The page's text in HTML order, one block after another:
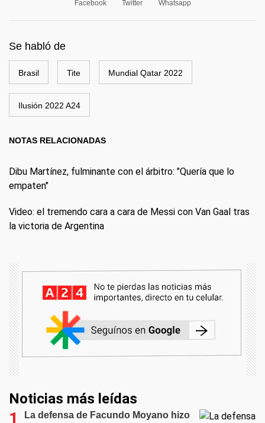
Facebook Twitter Whatsapp
Se habló de
Brasil Tite Mundial Qatar 2022
Ilusión 2022 A24
NOTAS RELACIONADAS
Dibu Martínez, fulminante con el árbitro: "Quería que lo
empaten"
Video: el tremendo cara a cara de Messi con Van Gaal tras
la victoria de Argentina
Noticias más leídas
La defensa de Facundo Moyano hizo